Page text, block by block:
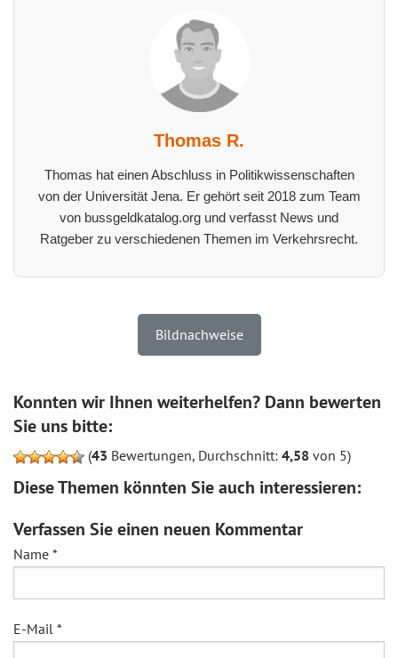
Thomas R.
Thomas hat einen Abschluss in Politikwissenschaften
von der Universität Jena. Er gehört seit 2018 zum Team
von bussgeldkatalog.org und verfasst News und
Ratgeber zu verschiedenen Themen im Verkehrsrecht.
Bildnachweise
Konnten wir Ihnen weiterhelfen? Dann bewerten
Sie uns bitte:
(43 Bewertungen, Durchschnitt: 4,58 von 5)
Diese Themen könnten Sie auch interessieren:
Verfassen Sie einen neuen Kommentar
Name *
E-Mail *